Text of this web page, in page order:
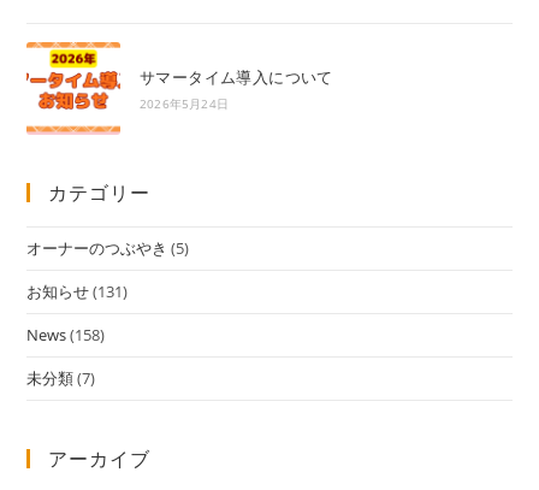
サマータイム導入について
2026年5月24日
カテゴリー
オーナーのつぶやき (5)
お知らせ(131)
News(158)
未分類(7)
アーカイブ